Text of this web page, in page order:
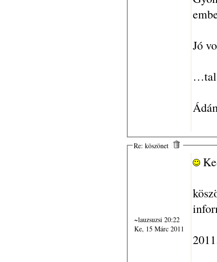
Jó
Re: köszönet
~lauzsuzsi 20:22
Ke, 15 Márc 2011